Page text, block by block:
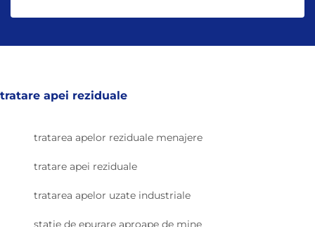
tratare apei reziduale
tratarea apelor reziduale menajere
tratare apei reziduale
tratarea apelor uzate industriale
stație de epurare aproape de mine